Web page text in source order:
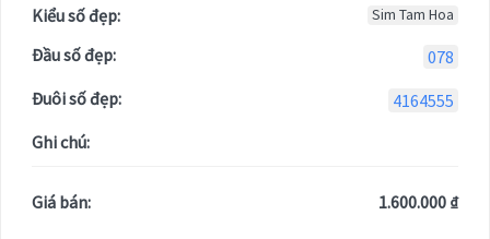
Kiểu số đẹp: Sim Tam Hoa
Đầu số đẹp:
078
Đuôi số đẹp:
4164555
Ghi chú:
Giá bán: 1.600.000 ₫